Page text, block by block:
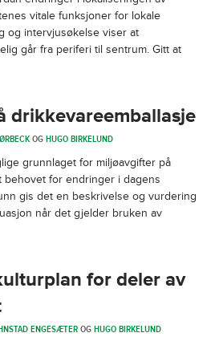
vitale funksjoner for lokale
og intervjusøkelse viser at
går fra periferi til sentrum. Gitt at
drikkevareemballasje
OGHUGO BIRKELUND
grunnlaget for miljøavgifter på
behovet for endringer i dagens
gis det en beskrivelse og vurdering
når det gjelder bruken av
for deler av
ENGESÆTEROGHUGO BIRKELUND